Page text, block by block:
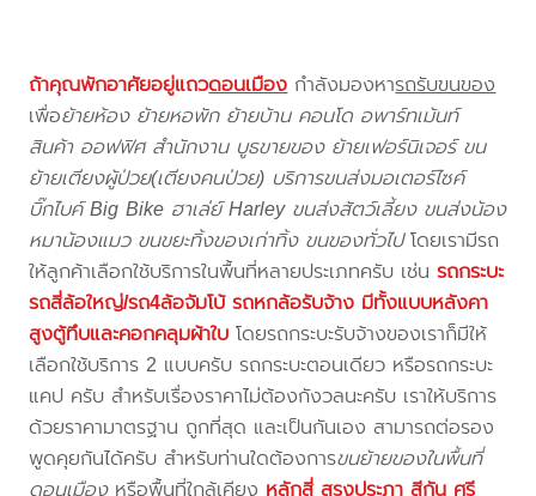
ถ้าคุณพักอาศัยอยู่แถวดอนเมือง กำลังมองหารถรับขนของ
เพื่อย้ายห้อง ย้ายหอพัก ย้ายบ้าน คอนโด อพาร์ทเม้นท์
สินค้า ออฟฟิศ สำนักงาน บูธขายของ ย้ายเฟอร์นิเจอร์ ขน
ย้ายเตียงผู้ป่วย(เตียงคนป่วย) บริการขนส่งมอเตอร์ไซค์
บิ๊กไบค์ Big Bike ฮาเล่ย์ Harley ขนส่งสัตว์เลี้ยง ขนส่งน้อง
หมาน้องแมว ขนขยะทิ้งของเก่าทิ้ง ขนของทั่วไปโดยเรามีรถ
ให้ลูกค้าเลือกใช้บริการในพื้นที่หลายประเภทครับ เช่นรถกระบะ
รถสี่ล้อใหญ่/รถ4ล้อจัมโบ้ รถหกล้อรับจ้าง มีทั้งแบบหลังคา
สูงตู้ทึบและคอกคลุมผ้าใบ โดยรถกระบะรับจ้างของเราก็มีให้
เลือกใช้บริการ 2 แบบครับ รถกระบะตอนเดียว หรือรถกระบะ
แคป ครับ สำหรับเรื่องราคาไม่ต้องกังวลนะครับ เราให้บริการ
ด้วยราคามาตรฐาน ถูกที่สุด และเป็นกันเอง สามารถต่อรอง
พูดคุยกันได้ครับ สำหรับท่านใดต้องการขนย้ายของในพื้นที่
ดอนเมืองหรือพื้นที่ใกล้เคียง หลักสี่ สรงประภา สีกัน ศรี